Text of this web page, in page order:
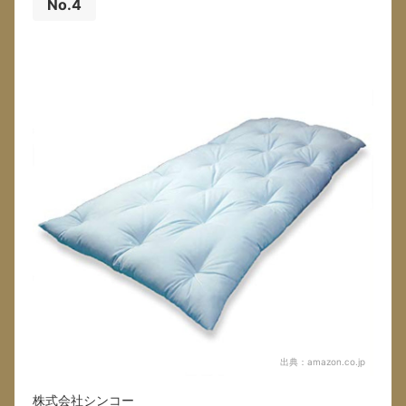
No.4
出典： amazon.co.jp
株式会社シンコー